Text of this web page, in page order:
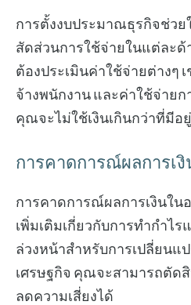
การตั้งงบประมาณธุรกิจช่ว
สัดส่วนการใช้จ่ายในแต่ละ
ต้องประเมินค่าใช้จ่ายต่างๆ
จ้างพนักงาน และค่าใช้จ่ายก
คุณจะไม่ใช้เงินเกินกว่าที่มีอยู่
การคาดการณ์ผลการเ
การคาดการณ์ผลการเงินใ
เพิ่มเติมเกี่ยวกับการทำกำไ
ล่วงหน้าสำหรับการเปลี่ยนแ
เศรษฐกิจ คุณจะสามารถตัด
ลดความเสี่ยงได้